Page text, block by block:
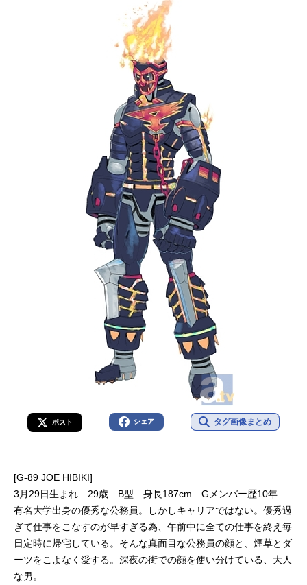
ポスト シェア タグ画像まとめ
[G-89 JOE HIBIKI]
3月29日生まれ 29歳 B型 身長187cm Gメンバー歴10年
有名大学出身の優秀な公務員。しかしキャリアではない。優秀過
ぎて仕事をこなすのが早すぎる為、午前中に全ての仕事を終え毎
日定時に帰宅している。そんな真面目な公務員の顔と、煙草とダ
ーツをこよなく愛する。深夜の街での顔を使い分けている、大人
な男。